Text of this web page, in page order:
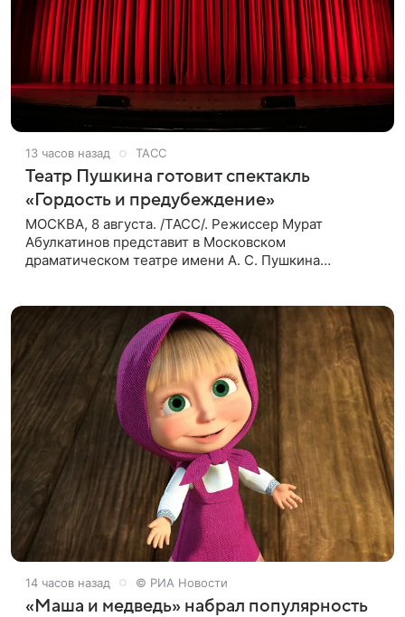
13 часов назад ТАСС
Театр Пушкина готовит спектакль
«Гордость и предубеждение»
МОСКВА, 8 августа. /ТАСС/. Режиссер Мурат
Абулкатинов представит в Московском
драматическом театре имени А. С. Пушкина
14 часов назад © РИА Новости
«Маша и медведь» набрал популярность